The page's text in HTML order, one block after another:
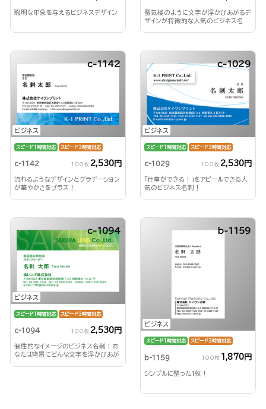
聡明な印象を与えるビジネスデザイン
蜃気楼のように文字が浮かびあがるデ
ザインが特徴的な人気のビジネス名
ビジネス
c-1142
スピード1時間対応 スピード3時間対応
c-1142 100枚 2,530円
流れるようなデザインとグラデーション
が華やかさをプラス！
ビジネス
c-1029
スピード1時間対応 スピード3時間対応
c-1029 100枚 2,530円
「仕事ができる！」をアピールできる人
気のビジネス名刺！
ビジネス
c-1094
スピード1時間対応 スピード3時間対応
c-1094 100枚 2,530円
個性的なイメージのビジネス名刺！あ
なたは背景にどんな文字を浮かびあが
ビジネス
b-1159
スピード1時間対応 スピード3時間対応
b-1159 100枚 1,870円
シンプルに整った1枚！